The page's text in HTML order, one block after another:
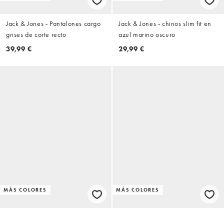
Jack & Jones - Pantalones cargo
grises de corte recto
39,99 €
Jack & Jones - chinos slim fit en
azul marino oscuro
29,99 €
MÁS COLORES MÁS COLORES